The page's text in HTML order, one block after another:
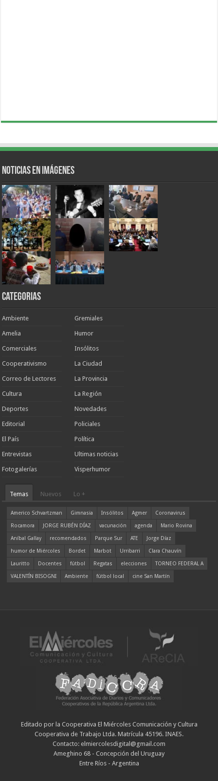
Noticias en Imágenes
Categorias
Ambiente
Amelia
Comerciales
Cooperativismo
Correo de Lectores
Cultura
Deportes
Editorial
El País
Entrevistas
Fotogalerías
Gremiales
Humor
Insólitos
La Ciudad
La Provincia
La Región
Novedades
Policiales
Política
Ultimas noticias
Visperhumor
Temas Nuevos Lo +
Americo Schvartzman Gimnasia Insólitos Agmer
Coronavirus
Rocamora
JORGE RUBÉN DÍAZ vacunación agenda
Mario Rovina
Aníbal Gallay
recomendados Parque Sur ATE
Jorge Díaz
humor de Miércoles
Bordet Marbot Urribarri
Clara Chauvín
Lauritto
Docentes fútbol Regatas elecciones
TORNEO FEDERAL A
VALENTÍN BISOGNI
Ambiente fútbol local cine San Martín
Editado por la Cooperativa El Miércoles Comunicación y Cultura
Cooperativa de Trabajo Ltda. Matrícula 45196. INAES.
Contacto: elmiercolesdigital@gmail.com
Ameghino 68 - Concepción del Uruguay
Entre Ríos - Argentina